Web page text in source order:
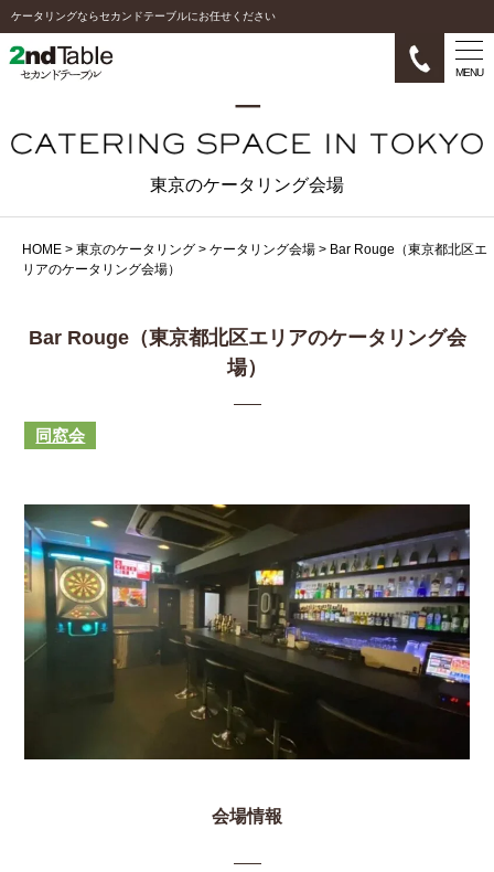
ケータリングならセカンドテーブルにお任せください
MENU
東京のケータリング会場
HOME > 東京のケータリング > ケータリング会場 > Bar Rouge（東京都北区エ
リアのケータリング会場）
Bar Rouge（東京都北区エリアのケータリング会
場）
同窓会
会場情報